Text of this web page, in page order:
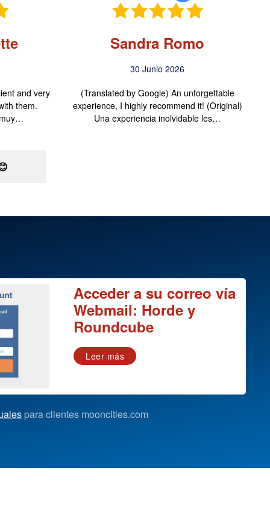
and very
them.
Sandra Romo
30 Junio 2026
(Translated by Google) An unforgettable
experience, I highly recommend it! (Original)
Una experiencia inolvidable les…
Acceder a su correo vía
Webmail: Horde y
Roundcube
Leer más
para clientes mooncities.com